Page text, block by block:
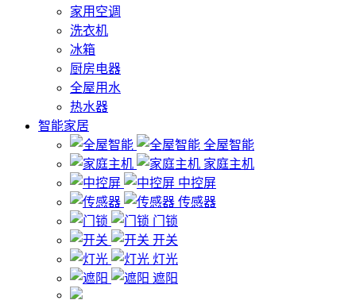
家用空调
洗衣机
冰箱
厨房电器
全屋用水
热水器
智能家居
全屋智能
家庭主机
中控屏
传感器
门锁
开关
灯光
遮阳